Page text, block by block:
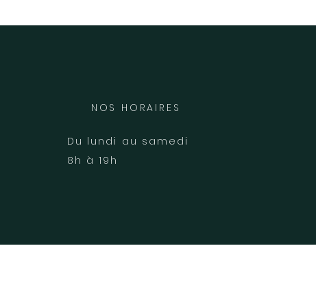
NOS HORAIRES
Du lundi au samedi
8h à 19h